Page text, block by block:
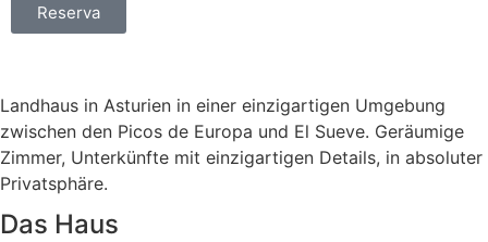
Reserva
Landhaus in Asturien in einer einzigartigen Umgebung
zwischen den Picos de Europa und El Sueve. Geräumige
Zimmer, Unterkünfte mit einzigartigen Details, in absoluter
Privatsphäre.
Das Haus